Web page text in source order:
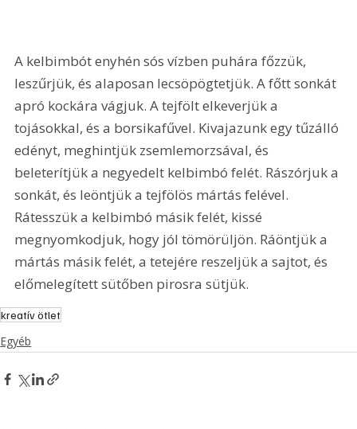
A kelbimbót enyhén sós vízben puhára főzzük,
leszűrjük, és alaposan lecsöpögtetjük. A főtt sonkát
apró kockára vágjuk. A tejfölt elkeverjük a
tojásokkal, és a borsikafűvel. Kivajazunk egy tűzálló
edényt, meghintjük zsemlemorzsával, és
beleterítjük a negyedelt kelbimbó felét. Rászórjuk a
sonkát, és leöntjük a tejfölös mártás felével.
Rátesszük a kelbimbó másik felét, kissé
megnyomkodjuk, hogy jól tömörüljön. Ráöntjük a
mártás másik felét, a tetejére reszeljük a sajtot, és
előmelegített sütőben pirosra sütjük.
kreatív ötlet
Egyéb